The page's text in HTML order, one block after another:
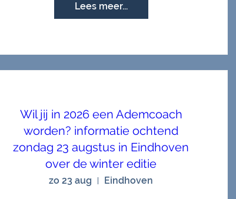
Lees meer...
Wil jij in 2026 een Ademcoach
worden? informatie ochtend
zondag 23 augstus in Eindhoven
over de winter editie
zo 23 aug Eindhoven